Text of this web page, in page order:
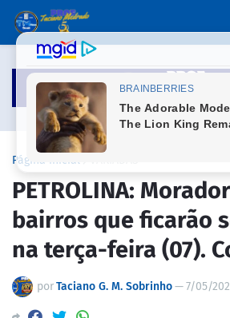
Página inicial
PETROLINA:
bairros que ficarão
na terça-feira (07).
porTaciano G. M. Sobrinho—7/05/